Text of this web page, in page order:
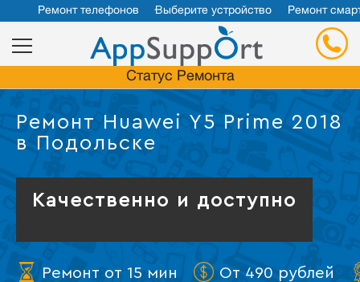
Ремонт телефонов Выберите устройство Ремонт
Статус Ремонта
Ремонт Huawei Y5 Prime 2018
в Подольске
Качественно и доступно
Ремонт от 15 мин От 490 рублей